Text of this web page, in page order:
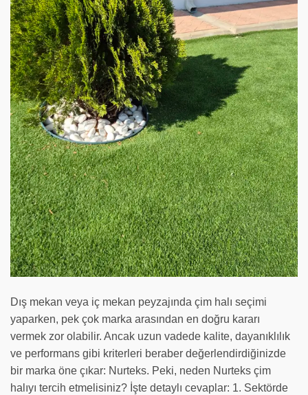
Dış mekan veya iç mekan peyzajında çim halı seçimi
yaparken, pek çok marka arasından en doğru kararı
vermek zor olabilir. Ancak uzun vadede kalite, dayanıklılık
ve performans gibi kriterleri beraber değerlendirdiğinizde
bir marka öne çıkar: Nurteks. Peki, neden Nurteks çim
halıyı tercih etmelisiniz? İşte detaylı cevaplar: 1. Sektörde